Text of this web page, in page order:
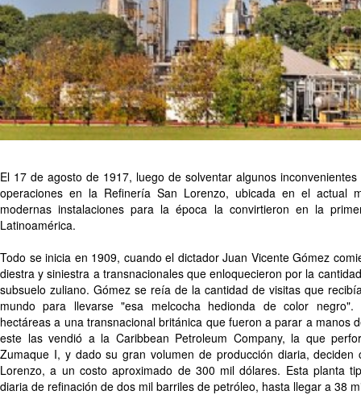
El 17 de agosto de 1917, luego de solventar algunos
operaciones en la Refinería San Lorenzo, ubicada en el actual
modernas instalaciones para la época la convirtieron en la
Latinoamérica.
Todo se inicia en 1909, cuando el dictador Juan Vicente Gómez
diestra y siniestra a transnacionales que enloquecieron por la
subsuelo zuliano. Gómez se reía de la cantidad de visitas que
mundo para llevarse "esa melcocha hedionda de color negro".
hectáreas a una transnacional británica que fueron a parar a manos
este las vendió a la Caribbean Petroleum Company, la que
Zumaque I, y dado su gran volumen de producción diaria,
Lorenzo, a un costo aproximado de 300 mil dólares. Esta planta
diaria de refinación de dos mil barriles de petróleo, hasta llegar a 38